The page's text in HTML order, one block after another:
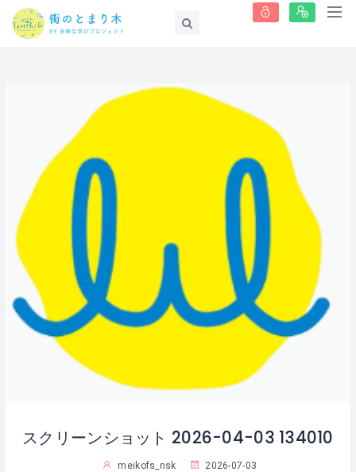
スクリーンショット 2026-04-03 134010
meikofs_nsk 2026-07-03